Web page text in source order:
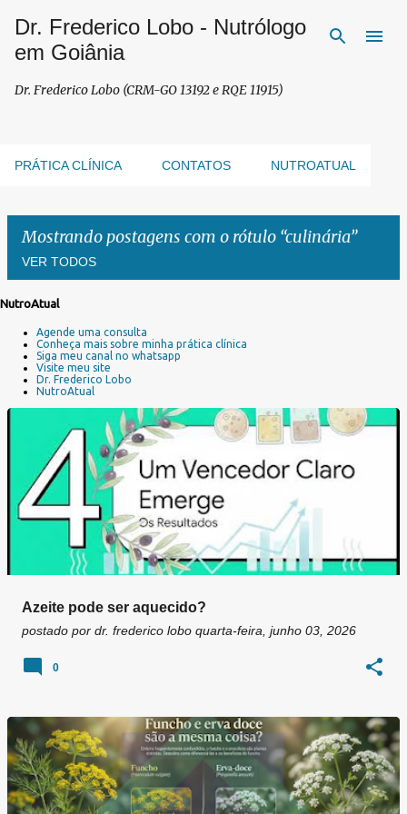
Pular para o conteúdo principal
Dr. Frederico Lobo - Nutrólogo
em Goiânia
Dr. Frederico Lobo (CRM-GO 13192 e RQE 11915)
PRÁTICA CLÍNICA CONTATOS NUTROATUAL
Mostrando postagens com o rótulo culinária
VER TODOS
g
NutroAtual
Agende uma consulta
Conheça mais sobre minha prática clínica
Siga meu canal no whatsapp
Visite meu site
Dr. Frederico Lobo
NutroAtual
Azeite pode ser aquecido?
postado por dr. frederico lobo quarta-feira, junho 03, 2026
0